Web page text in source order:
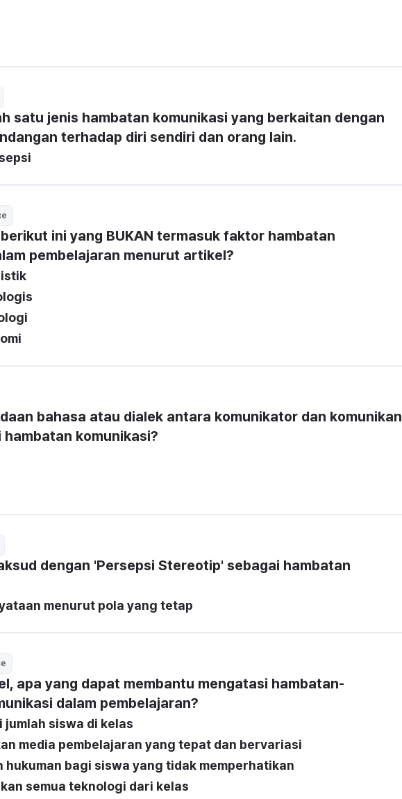
satu jenis hambatan komunikasi yang berkaitan dengan
terhadap diri sendiri dan orang lain.
ini yang BUKAN termasuk faktor hambatan
pembelajaran menurut artikel?
bahasa atau dialek antara komunikator dan komunikan
komunikasi?
dengan 'Persepsi Stereotip' sebagai hambatan
menurut pola yang tetap
apa yang dapat membantu mengatasi hambatan-
dalam pembelajaran?
jumlah siswa di kelas
media pembelajaran yang tepat dan bervariasi
hukuman bagi siswa yang tidak memperhatikan
semua teknologi dari kelas